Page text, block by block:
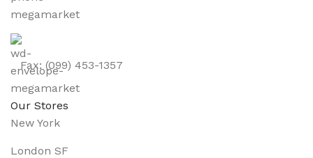
Fax: (099) 453-1357
Our Stores
New York
London SF